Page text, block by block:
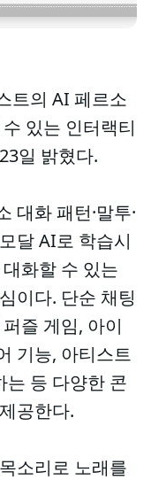
트의 AI 페르소
있는 인터랙티
일 밝혔다.
대화 패턴·말투·
달 AI로 학습시
화할 수 있는
이다. 단순 채팅
즐 게임, 아이
기능, 아티스트
는 등 다양한 콘
공한다.
소리로 노래를